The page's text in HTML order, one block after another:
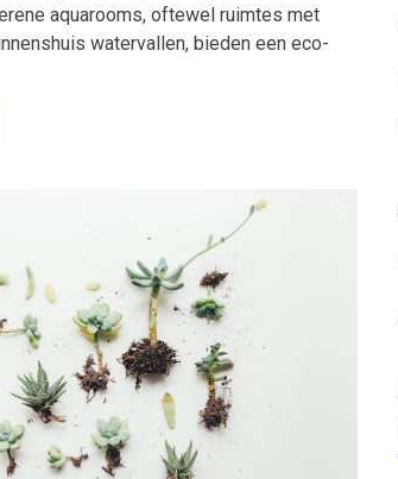
aquarooms, oftewel ruimtes met
watervallen, bieden een eco-